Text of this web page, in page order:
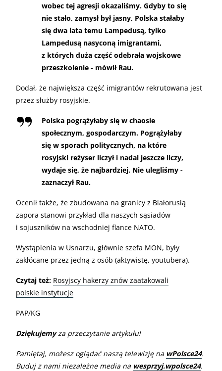
wobec tej agresji okazaliśmy. Gdyby to się
nie stało, zamysł był jasny, Polska stałaby
się dwa lata temu Lampedusą, tylko
Lampedusą nasyconą imigrantami,
z których duża część odebrała wojskowe
przeszkolenie - mówił Rau.
Dodał, że największa część imigrantów rekrutowana jest
przez służby rosyjskie.
Polska pogrążyłaby się w chaosie
społecznym, gospodarczym. Pogrążyłaby
się w sporach politycznych, na które
rosyjski reżyser liczył i nadal jeszcze liczy,
wydaje się, że najbardziej. Nie ulegliśmy -
zaznaczył Rau.
Ocenił także, że zbudowana na granicy z Białorusią
zapora stanowi przykład dla naszych sąsiadów
i sojuszników na wschodniej flance NATO.
Wystąpienia w Usnarzu, głównie szefa MON, były
zakłócane przez jedną z osób (aktywistę, youtubera).
Czytaj też: Rosyjscy hakerzy znów zaatakowali
polskie instytucje
PAP/KG
Dziękujemyza przeczytanie artykułu!
Pamiętaj, możesz oglądać naszą telewizję na wPolsce24.
Buduj z nami niezależne media na wesprzyj.wpolsce24.